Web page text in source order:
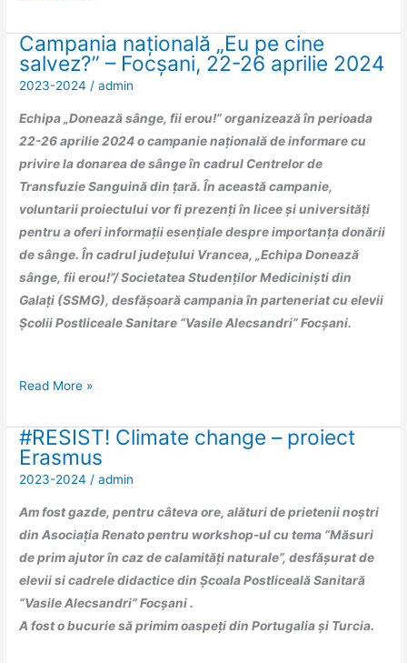
Campania națională „Eu pe cine
salvez?” – Focșani, 22-26 aprilie 2024
2023-2024 /admin
Echipa „Donează sânge, fii erou!” organizează în perioada
22-26 aprilie 2024 o campanie națională de informare cu
privire la donarea de sânge în cadrul Centrelor de
Transfuzie Sanguină din țară. În această campanie,
voluntarii proiectului vor fi prezenți în licee și universități
pentru a oferi informații esențiale despre importanța donării
de sânge. În cadrul județului Vrancea, „Echipa Donează
sânge, fii erou!”/ Societatea Studenților Mediciniști din
Galați (SSMG), desfășoară campania în parteneriat cu elevii
Școlii Postliceale Sanitare “Vasile Alecsandri” Focșani.
Campania
națională
„Eu
pe
cine
salvez?”
–
Focșani,
26
aprilie
2024
Read More »
#RESIST! Climate change – proiect
Erasmus
2023-2024 /admin
Am fost gazde, pentru câteva ore, alături de prietenii noștri
din Asociația Renato pentru workshop-ul cu tema “Măsuri
de prim ajutor în caz de calamități naturale”, desfășurat de
elevii si cadrele didactice din Școala Postliceală Sanitară
“Vasile Alecsandri” Focșani .
A fost o bucurie să primim oaspeți din Portugalia și Turcia.
#RESIST!
Climate
change
–
proiect
Erasmus